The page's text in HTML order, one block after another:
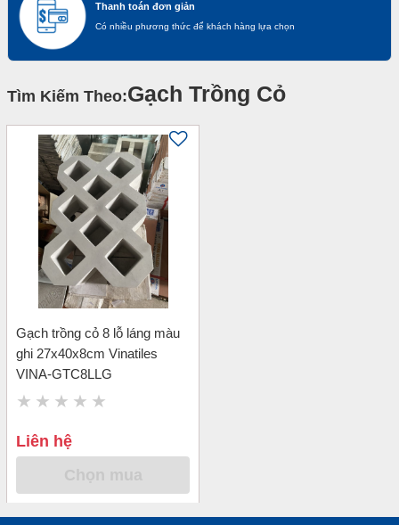
Thanh toán đơn giản
Có nhiều phương thức để khách hàng lựa chọn
Tìm Kiếm Theo:Gạch Trồng Cỏ
Gạch trồng cỏ 8 lỗ láng màu
ghi 27x40x8cm Vinatiles
VINA-GTC8LLG
Liên hệ